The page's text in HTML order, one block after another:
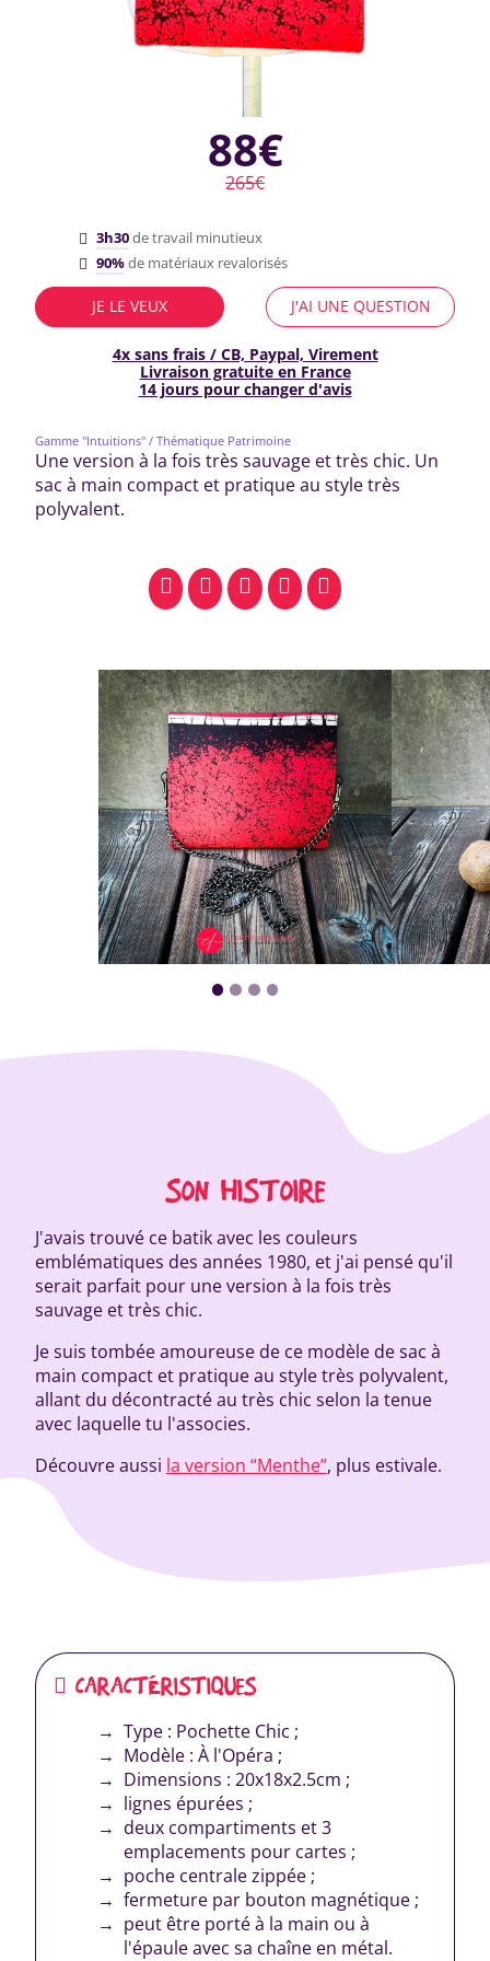
88€
265€
3h30de travail minutieux
90%de matériaux revalorisés
JE LE VEUX J'AI UNE QUESTION
4x sans frais / CB, Paypal, Virement
Livraison gratuite en France
14 jours pour changer d'avis
Gamme "Intuitions" / Thématique Patrimoine
Une version à la fois très sauvage et très chic. Un
sac à main compact et pratique au style très
polyvalent.
facebookpinterestwhatsapp
SMS email
SON HISTOIRE
J'avais trouvé ce batik avec les couleurs
emblématiques des années 1980, et j'ai pensé qu'il
serait parfait pour une version à la fois très
sauvage et très chic.
Je suis tombée amoureuse de ce modèle de sac à
main compact et pratique au style très polyvalent,
allant du décontracté au très chic selon la tenue
avec laquelle tu l'associes.
Découvre aussi la version “Menthe”, plus estivale.
CARACTÉRISTIQUES
Type : Pochette Chic ;
Modèle : À l'Opéra ;
Dimensions : 20x18x2.5cm ;
lignes épurées ;
deux compartiments et 3
emplacements pour cartes ;
poche centrale zippée ;
fermeture par bouton magnétique ;
peut être porté à la main ou à
l'épaule avec sa chaîne en métal.